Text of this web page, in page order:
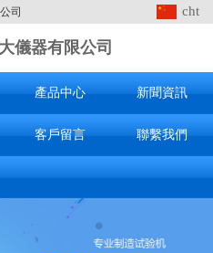
司 cht
儀器有限公司
產品中心 新聞資訊
客戶留言 聯繫我們